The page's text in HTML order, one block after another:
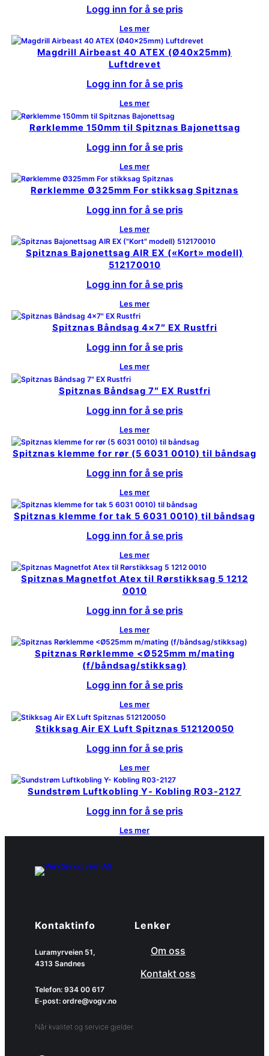
Logg inn for å se pris
Les mer
Magdrill Airbeast 40 ATEX (Ø40x25mm)
Luftdrevet
Logg inn for å se pris
Les mer
Rørklemme 150mm til Spitznas Bajonettsag
Logg inn for å se pris
Les mer
Rørklemme Ø325mm For stikksag Spitznas
Logg inn for å se pris
Les mer
Spitznas Bajonettsag AIR EX («Kort» modell)
512170010
Logg inn for å se pris
Les mer
Spitznas Båndsag 4×7″ EX Rustfri
Logg inn for å se pris
Les mer
Spitznas Båndsag 7″ EX Rustfri
Logg inn for å se pris
Les mer
Spitznas klemme for rør (5 6031 0010) til båndsag
Logg inn for å se pris
Les mer
Spitznas klemme for tak 5 6031 0010) til båndsag
Logg inn for å se pris
Les mer
Spitznas Magnetfot Atex til Rørstikksag 5 1212
0010
Logg inn for å se pris
Les mer
Spitznas Rørklemme <Ø525mm m/mating
(f/båndsag/stikksag)
Logg inn for å se pris
Les mer
Stikksag Air EX Luft Spitznas 512120050
Logg inn for å se pris
Les mer
Sundstrøm Luftkobling Y- Kobling R03-2127
Logg inn for å se pris
Les mer
Kontaktinfo
Luramyrveien 51,
4313 Sandnes
Telefon: 934 00 617
E-post: ordre@vogv.no
Når kvalitet og service gjelder.
Lenker
Om oss
Kontakt oss